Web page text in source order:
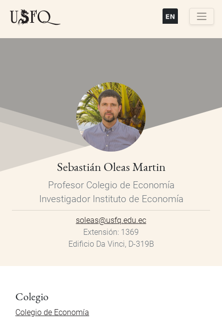
Sebastián Oleas Martin
Profesor Colegio de Economía
Investigador Instituto de Economía
soleas@usfq.edu.ec
Extensión 1369
Edificio Da Vinci, D-319B
Colegio
Colegio de Economía